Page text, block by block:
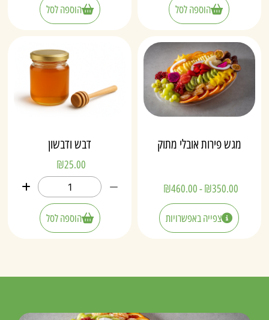
הוספה לסל הוספה לסל
מגש פירות אובלי מתוק
₪350.00
-
₪460.00
צפייה באפשרויות
דבש ודבשון
₪25.00
הוספה לסל